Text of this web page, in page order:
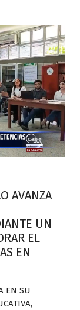
AVANZA
UN
EL
EN
EN SU